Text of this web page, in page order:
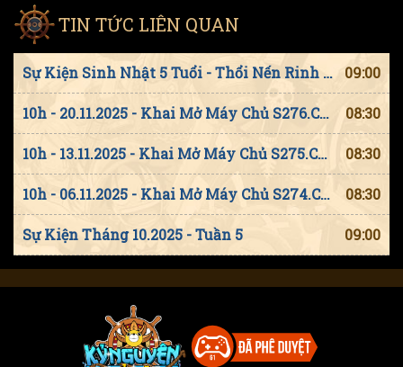
TIN TỨC LIÊN QUAN
Sự Kiện Sinh Nhật 5 Tuổi - Thổi Nến Rinh Quà 09:00
10h - 20.11.2025 - Khai Mở Máy Chủ S276.Charlotte Nusstorte 08:30
10h - 13.11.2025 - Khai Mở Máy Chủ S275.Charlotte Broyé 08:30
10h - 06.11.2025 - Khai Mở Máy Chủ S274.Charlotte Angel 08:30
Sự Kiện Tháng 10.2025 - Tuần 5 09:00